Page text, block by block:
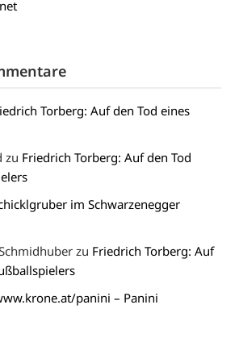
Torberg: Auf den Tod eines
zu Friedrich Torberg: Auf den Tod
im Schwarzenegger
zu Friedrich Torberg: Auf
panini – Panini